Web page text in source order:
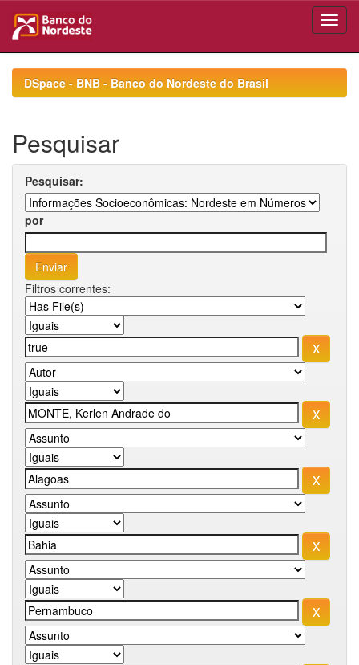
navigationDSpace - BNB - Banco do Nordeste do Brasil
Pesquisar
Pesquisar:
por
Filtros correntes: